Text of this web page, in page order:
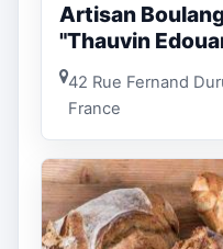
Artisan
"Thauvin
42 Rue Fernand
France